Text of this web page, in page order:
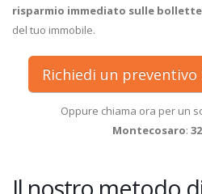
risparmio immediato sulle bollette
del tuo immobile.
Richiedi un preventivo
Oppure chiama ora per un
Montecosaro: